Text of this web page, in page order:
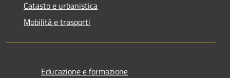
Catasto e urbanistica
Mobilità e trasporti
Educazione e formazione